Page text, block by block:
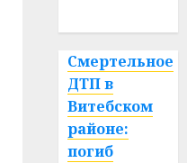
Смертельное
ДТП в
Витебском
районе:
погиб